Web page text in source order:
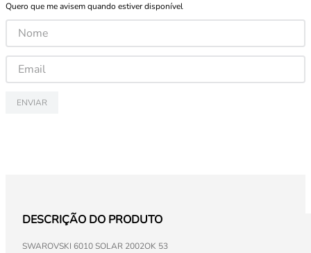
Quero que me avisem quando estiver disponível
ENVIAR
DESCRIÇÃO DO PRODUTO
SWAROVSKI 6010 SOLAR 2002OK 53